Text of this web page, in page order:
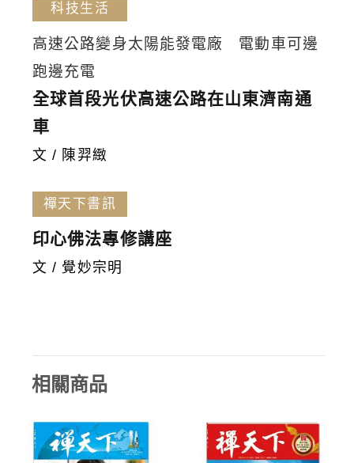
科技生活
高速公路變身太陽能發電廠 電動車可邊
跑邊充電
全球首段光伏高速公路在山東濟南通
車
文 / 陳羿緻
禪天下書訊
印心佛法專修講座
文 / 覺妙宗明
相關商品